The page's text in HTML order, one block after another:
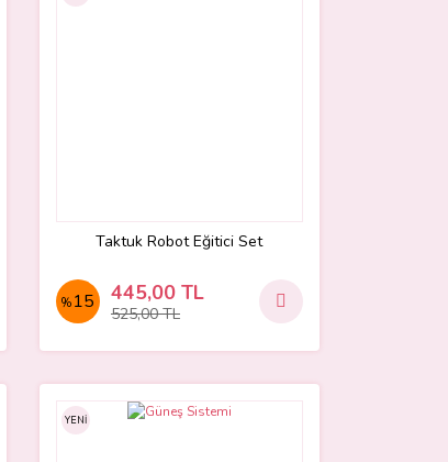
Taktuk Robot Eğitici Set
% 15 445,00 TL
525,00 TL
YENİ